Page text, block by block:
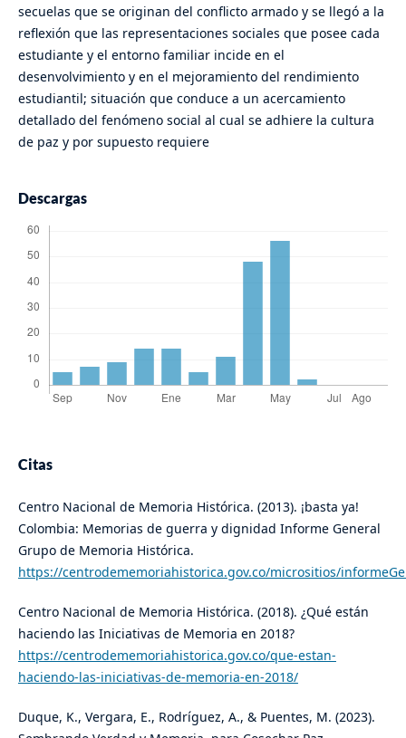
secuelas que se originan del conflicto armado y se llegó a la
reflexión que las representaciones sociales que posee cada
estudiante y el entorno familiar incide en el
desenvolvimiento y en el mejoramiento del rendimiento
estudiantil; situación que conduce a un acercamiento
detallado del fenómeno social al cual se adhiere la cultura
de paz y por supuesto requiere
Descargas
Citas
Centro Nacional de Memoria Histórica. (2013). ¡basta ya!
Colombia: Memorias de guerra y dignidad Informe General
Grupo de Memoria Histórica.
https://centrodememoriahistorica.gov.co/micrositios/
Centro Nacional de Memoria Histórica. (2018). ¿Qué están
haciendo las Iniciativas de Memoria en 2018?
https://centrodememoriahistorica.gov.co/que-estan-
haciendo-las-iniciativas-de-memoria-en-2018/
Duque, K., Vergara, E., Rodríguez, A., & Puentes, M. (2023).